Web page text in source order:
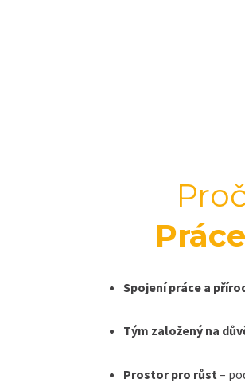
Spojení práce a
Tým založený na
Prostor pro růst –